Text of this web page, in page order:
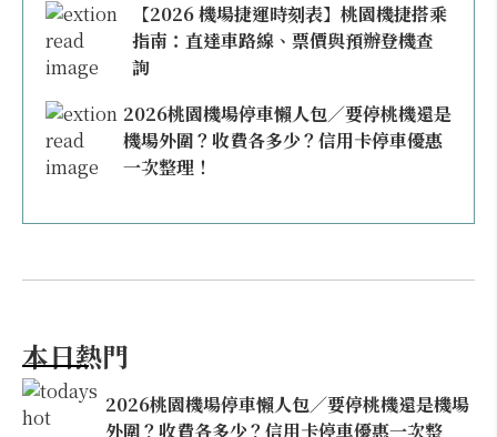
【2026 機場捷運時刻表】桃園機捷搭乘
指南：直達車路線、票價與預辦登機查
詢
2026桃園機場停車懶人包／要停桃機還是
機場外圍？收費各多少？信用卡停車優惠
一次整理！
本日熱門
2026桃園機場停車懶人包／要停桃機還是機場
外圍？收費各多少？信用卡停車優惠一次整